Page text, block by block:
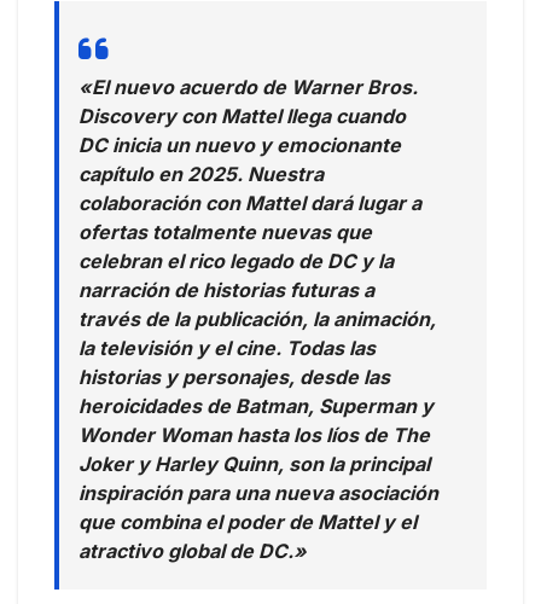
«El nuevo acuerdo de Warner Bros.
Discovery con Mattel llega cuando
DC inicia un nuevo y emocionante
capítulo en 2025. Nuestra
colaboración con Mattel dará lugar a
ofertas totalmente nuevas que
celebran el rico legado de DC y la
narración de historias futuras a
través de la publicación, la animación,
la televisión y el cine. Todas las
historias y personajes, desde las
heroicidades de Batman, Superman y
Wonder Woman hasta los líos de The
Joker y Harley Quinn, son la principal
inspiración para una nueva asociación
que combina el poder de Mattel y el
atractivo global de DC.»